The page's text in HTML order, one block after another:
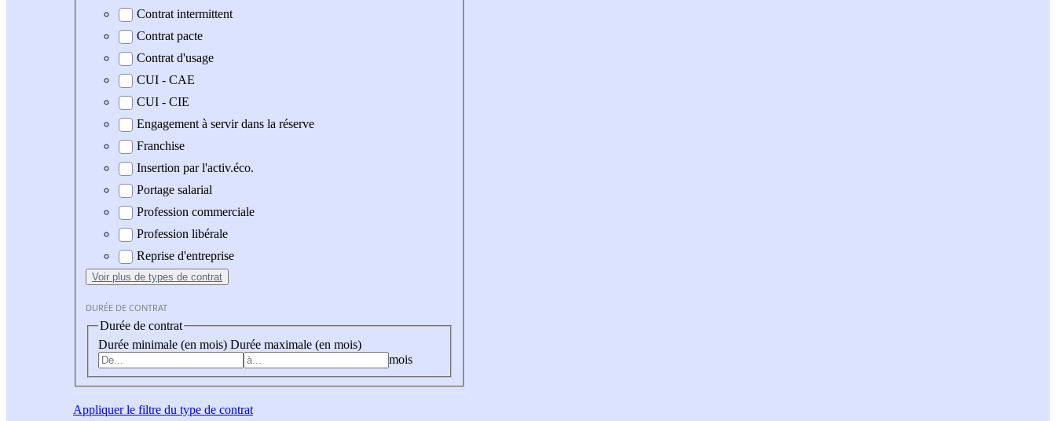
Contrat intermittent
Contrat pacte
Contrat d'usage
CUI - CAE
CUI - CIE
Engagement à servir dans la réserve
Franchise
Insertion par l'activ.éco.
Portage salarial
Profession commerciale
Profession libérale
Reprise d'entreprise
Voir plus de types de contrat
DURÉE DE CONTRAT
Durée de contrat
Durée minimale (en mois) Durée maximale (en mois)
mois
Appliquerle filtre du type de contrat